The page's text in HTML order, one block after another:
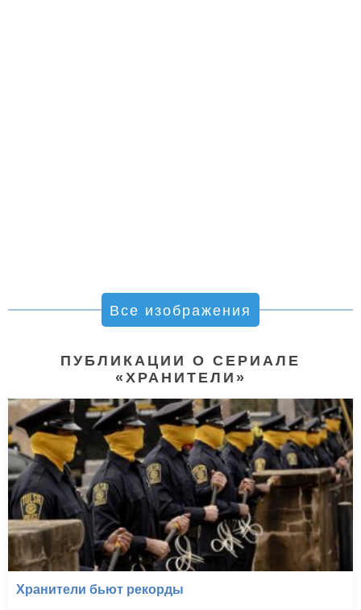
Все изображения
ПУБЛИКАЦИИ О СЕРИАЛЕ
«ХРАНИТЕЛИ»
Хранители бьют рекорды